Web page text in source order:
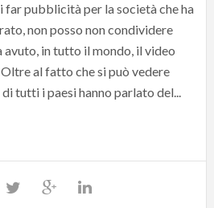
far pubblicità per la società che ha
non posso non condividere
avuto, in tutto il mondo, il video
al fatto che si può vedere
tutti i paesi hanno parlato del...